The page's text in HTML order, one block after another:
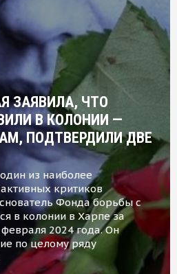
ЗАЯВИЛА, ЧТО
В КОЛОНИИ —
ПОДТВЕРДИЛИ ДВЕ
из наиболее
критиков
Фонда борьбы с
в колонии в Харпе за
2024 года. Он
по целому ряду